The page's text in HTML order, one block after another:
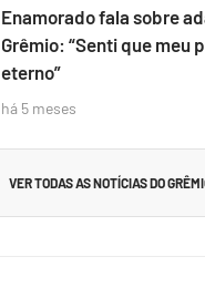
Enamorado fala sobre
Grêmio: “Senti que meu
eterno”
há 5 meses
VER TODAS AS NOTÍCIAS DO